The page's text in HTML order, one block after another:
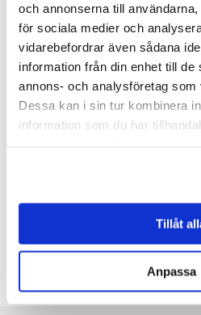
och annonserna till
för sociala medier och
vidarebefordrar även sådana
information från din enhet till de
annons- och analysföretag som
Dessa kan i sin tur kombinera
information som du har
Tillåt
Anpassa
Boka lokal
Klicka här för att
tur!